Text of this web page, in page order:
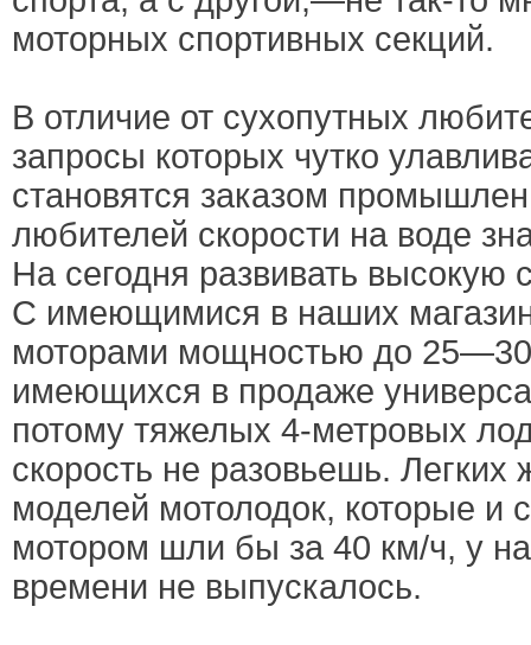
моторных спортивных секций.
В отличие от сухопутных
запросы которых чутко
становятся заказом
любителей скорости на воде
На сегодня развивать высокую
С имеющимися в наших
моторами мощностью до
имеющихся в продаже
потому тяжелых 4-метровых
скорость не разовьешь. Легких
моделей мотолодок, которые и
мотором шли бы за 40 км/ч, у
времени не выпускалось.